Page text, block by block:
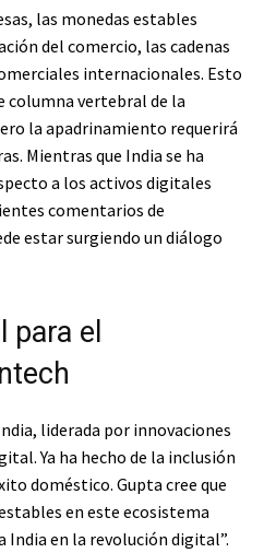
las monedas estables
del comercio, las cadenas
internacionales. Esto
columna vertebral de la
la apadrinamiento requerirá
Mientras que India se ha
a los activos digitales
comentarios de
estar surgiendo un diálogo
para el
liderada por innovaciones
Ya ha hecho de la inclusión
doméstico. Gupta cree que
en este ecosistema
India en la revolución digital”.